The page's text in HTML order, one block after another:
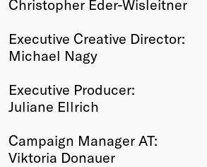
Christopher Eder-Wisleitner
Executive Creative Director:
Michael Nagy
Executive Producer:
Juliane Ellrich
Campaign Manager AT:
Viktoria Donauer